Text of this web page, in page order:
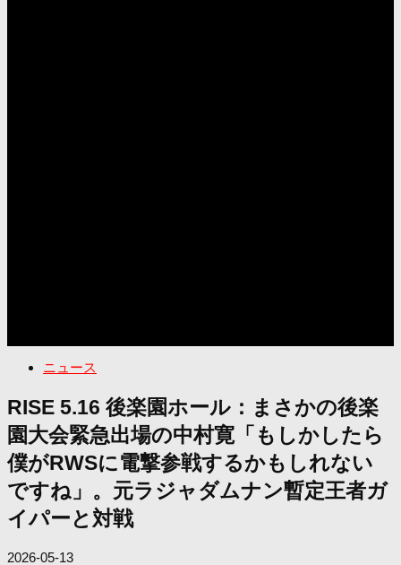
ニュース
RISE 5.16 後楽園ホール：まさかの後楽
園大会緊急出場の中村寛「もしかしたら
僕がRWSに電撃参戦するかもしれない
ですね」。元ラジャダムナン暫定王者ガ
イパーと対戦
2026-05-13